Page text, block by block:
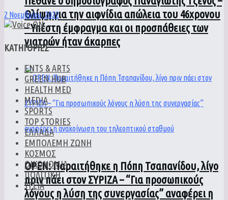
Θλίψη για την αιφνίδια απώλεια του 46χρονου
– Υπέστη έμφραγμα και οι προσπάθειες των
γιατρών ήταν άκαρπες
ΟPEN: Παραιτήθηκε η Πόπη Τσαπανίδου, λίγο
πριν πάει στον ΣΥΡΙΖΑ – “Για προσωπικούς
λόγους η λύση της συνεργασίας” αναφέρει η
2 Νοεμβρίου, 2022
ΚΑΤΗΓΟΡΙΕΣ
ENTS & ARTS
GREEN HUB
HEALTH MED
MEDIA
SPORTS
TOP STORIES
ΕΛΛΑΔΑ
ΕΜΠΟΛΕΜΗ ΖΩΝΗ
ΚΟΣΜΟΣ
ΟΙΚΟΝΟΜΙΑ
ΠΟΛΙΤΙΚΗ
ΥΓΕΙΑ